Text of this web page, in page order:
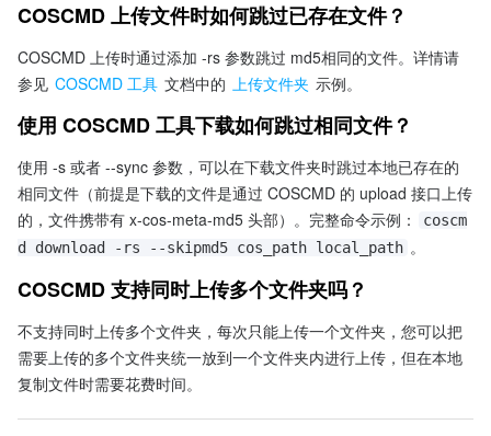
COSCMD 上传文件时如何跳过已存在文件？
COSCMD 上传时通过添加 -rs 参数跳过 md5相同的文件。详情请
参见 COSCMD 工具 文档中的 上传文件夹 示例。
使用 COSCMD 工具下载如何跳过相同文件？
使用 -s 或者 --sync 参数，可以在下载文件夹时跳过本地已存在的
相同文件（前提是下载的文件是通过 COSCMD 的 upload 接口上传
的，文件携带有 x-cos-meta-md5 头部）。完整命令示例：
coscm
d download -rs --skipmd5 cos_path local_path 。
COSCMD 支持同时上传多个文件夹吗？
不支持同时上传多个文件夹，每次只能上传一个文件夹，您可以把
需要上传的多个文件夹统一放到一个文件夹内进行上传，但在本地
复制文件时需要花费时间。